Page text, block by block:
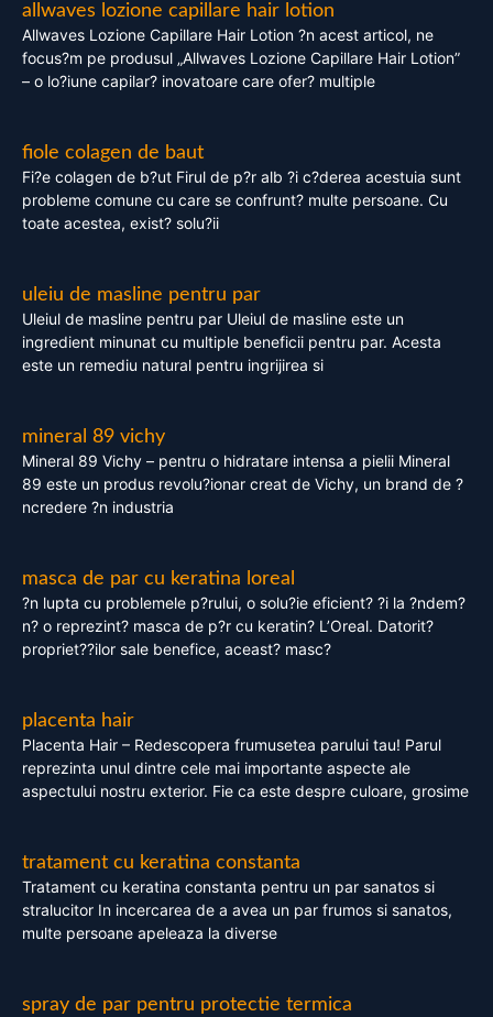
allwaves lozione capillare hair lotion
Allwaves Lozione Capillare Hair Lotion ?n acest articol, ne
focus?m pe produsul „Allwaves Lozione Capillare Hair Lotion”
– o lo?iune capilar? inovatoare care ofer? multiple
fiole colagen de baut
Fi?e colagen de b?ut Firul de p?r alb ?i c?derea acestuia sunt
probleme comune cu care se confrunt? multe persoane. Cu
toate acestea, exist? solu?ii
uleiu de masline pentru par
Uleiul de masline pentru par Uleiul de masline este un
ingredient minunat cu multiple beneficii pentru par. Acesta
este un remediu natural pentru ingrijirea si
mineral 89 vichy
Mineral 89 Vichy – pentru o hidratare intensa a pielii Mineral
89 este un produs revolu?ionar creat de Vichy, un brand de ?
ncredere ?n industria
masca de par cu keratina loreal
?n lupta cu problemele p?rului, o solu?ie eficient? ?i la ?ndem?
n? o reprezint? masca de p?r cu keratin? L’Oreal. Datorit?
propriet??ilor sale benefice, aceast? masc?
placenta hair
Placenta Hair – Redescopera frumusetea parului tau! Parul
reprezinta unul dintre cele mai importante aspecte ale
aspectului nostru exterior. Fie ca este despre culoare, grosime
tratament cu keratina constanta
Tratament cu keratina constanta pentru un par sanatos si
stralucitor In incercarea de a avea un par frumos si sanatos,
multe persoane apeleaza la diverse
spray de par pentru protectie termica